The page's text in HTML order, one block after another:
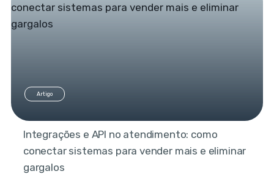
Artigo
Integrações e API no atendimento: como
conectar sistemas para vender mais e eliminar
gargalos